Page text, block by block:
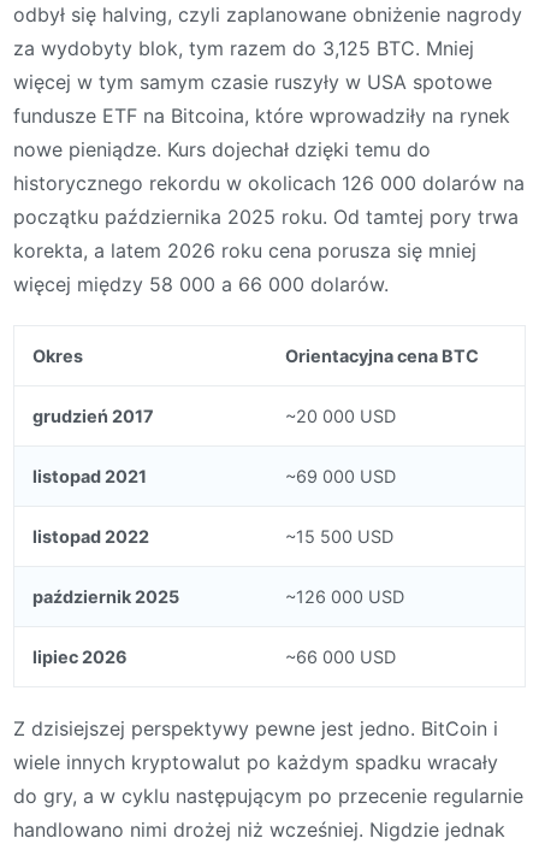
odbył się halving, czyli zaplanowane obniżenie nagrody
za wydobyty blok, tym razem do 3,125 BTC. Mniej
więcej w tym samym czasie ruszyły w USA spotowe
fundusze ETF na Bitcoina, które wprowadziły na rynek
nowe pieniądze. Kurs dojechał dzięki temu do
historycznego rekordu w okolicach 126 000 dolarów na
początku października 2025 roku. Od tamtej pory trwa
korekta, a latem 2026 roku cena porusza się mniej
więcej między 58 000 a 66 000 dolarów.
Okres Orientacyjna cena BTC
grudzień 2017 ~20 000 USD
listopad 2021 ~69 000 USD
listopad 2022 ~15 500 USD
październik 2025 ~126 000 USD
lipiec 2026 ~66 000 USD
Z dzisiejszej perspektywy pewne jest jedno. BitCoin i
wiele innych kryptowalut po każdym spadku wracały
do gry, a w cyklu następującym po przecenie regularnie
handlowano nimi drożej niż wcześniej. Nigdzie jednak